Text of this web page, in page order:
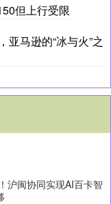
但上行受限
马逊的“冰与火”之
沪闽协同实现AI百卡智